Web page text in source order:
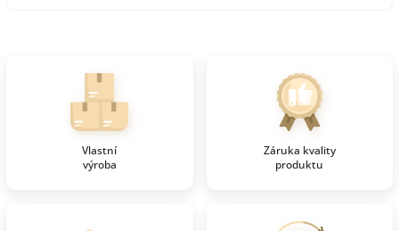
Vlastní
výroba
Záruka kvality
produktu